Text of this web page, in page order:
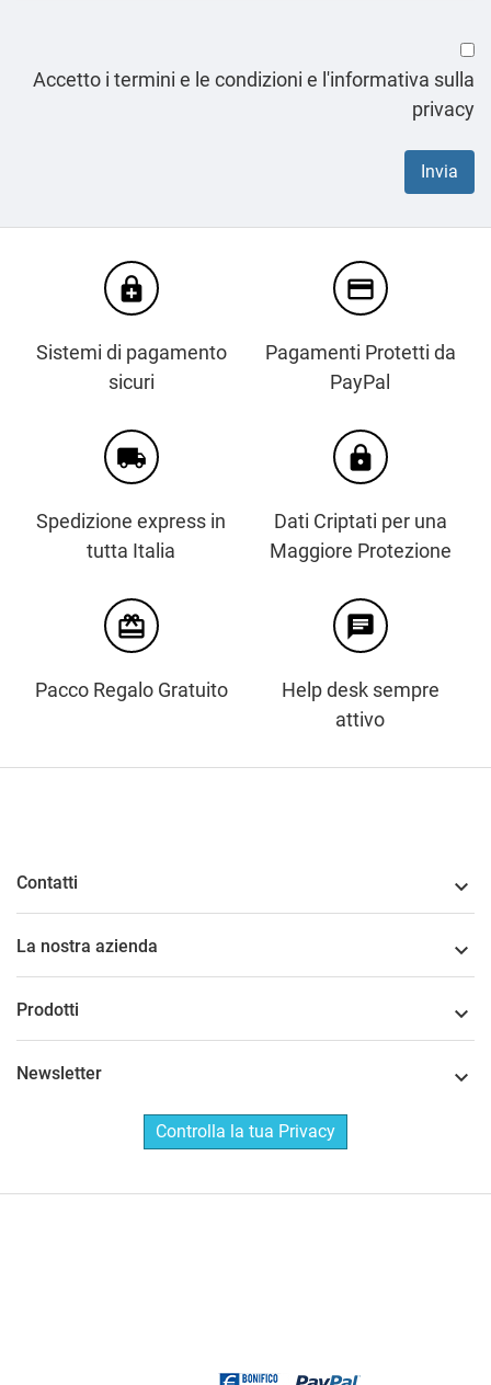
Accetto i termini e le condizioni e l'informativa sulla
privacy
enhanced_encryption
Sistemi di pagamento
sicuri
credit_card
Pagamenti Protetti da
PayPal
local_shipping
Spedizione express in
tutta Italia
https
Dati Criptati per una
Maggiore Protezione
card_giftcard
Pacco Regalo Gratuito
chat
Help desk sempre
attivo
Contatti 
La nostra azienda 
Prodotti 
Newsletter 
Controlla la tua Privacy